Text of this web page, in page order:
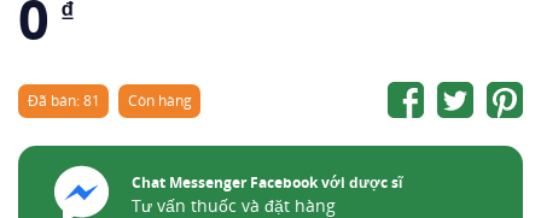
0 ₫
Đã bán: 81 Còn hàng
Chat Messenger Facebook với dược sĩ
Tư vấn thuốc và đặt hàng